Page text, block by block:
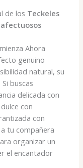
de los Teckeles
Ahora
genuino
natural, su
buscas
delicada con
con
con
tu compañera
organizar un
el encantador